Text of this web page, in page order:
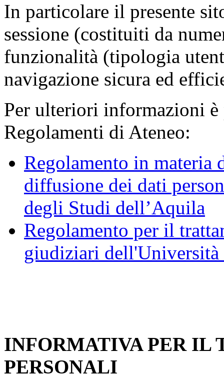
In particolare il presente
sessione (costituiti da
funzionalità (tipologia
navigazione sicura ed
Per ulteriori informazioni è
Regolamenti di Ateneo:
Regolamento in materia
diffusione dei dati
degli Studi dell’Aquila
Regolamento per il
giudiziari
INFORMATIVA PER IL
PERSONALI